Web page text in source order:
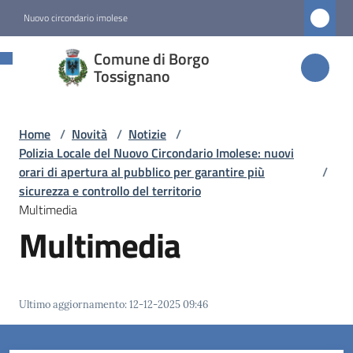
Nuovo circondario imolese
Comune di Borgo
Tossignano
Comune di
Borgo
Amministrazione
Novità
Menu selezionato
Home / Novità / Notizie /
Polizia Locale del Nuovo Circondario Imolese: nuovi
orari di apertura al pubblico per garantire più
sicurezza e controllo del territorio
/
Multimedia
Multimedia
Ultimo aggiornamento:12-12-2025 09:46